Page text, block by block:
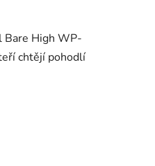
Bare High WP-
chtějí pohodlí